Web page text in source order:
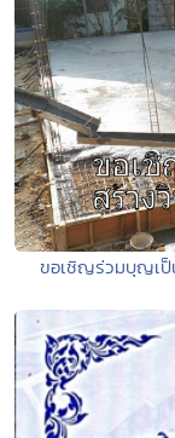
ขอเชิญร่วมบุญเป็